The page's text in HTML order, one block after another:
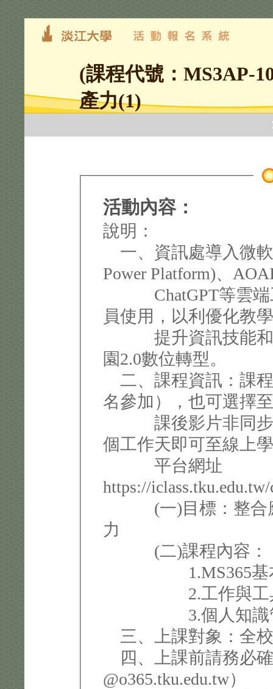
(課程代號：MS3AP-
產力(1)
活動內容：
說明：
一、資訊處導入微軟
Power Platform)、
ChatGPT等雲端工
員使用，以利優化教
提升資訊技能和工
園2.0數位轉型。
二、課程資訊：課
名參加），也可選擇
課後影片非同步學
個工作天即可至線上
平台網址
https://
(一)目標：整合應
力
(二)課程內容：
1.MS365基
2.工作與工具
3.個人知識管
三、上課對象：全
四、上課前請務必
@o365.tku.edu.tw）